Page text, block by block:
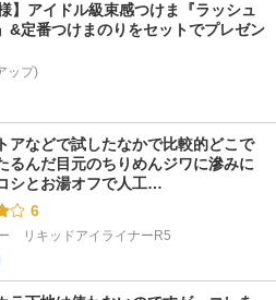
】アイドル級束感つけま『ラッシュ
&定番つけまのりをセットでプレゼン
ップ)
アなどで試したなかで比較的どこで
るんだ目元のちりめんジワに滲みに
シとお湯オフで人工…
6
　リキッドアイライナーR5